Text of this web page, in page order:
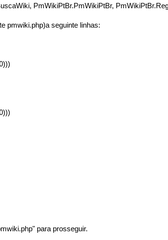
PmWikiPtBr.PmWikiPtBr,
pmwiki.php)a seguinte linhas:
para prosseguir.